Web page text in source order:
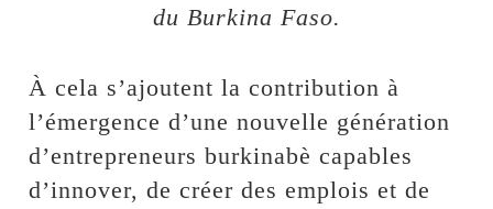
du Burkina Faso.
À cela s’ajoutent la contribution à
l’émergence d’une nouvelle génération
d’entrepreneurs burkinabè capables
d’innover, de créer des emplois et de